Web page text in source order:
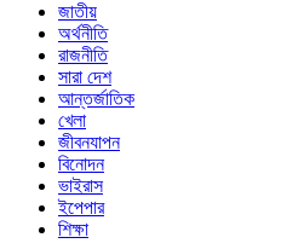
জাতীয়
অর্থনীতি
রাজনীতি
সারা দেশ
আন্তর্জাতিক
খেলা
জীবনযাপন
বিনোদন
ভাইরাস
ইপেপার
শিক্ষা